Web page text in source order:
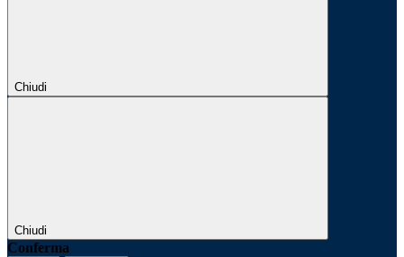
Chiudi
Chiudi
Conferma